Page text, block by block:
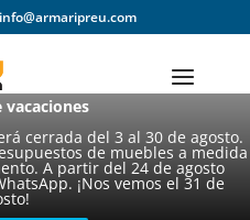
vacaciones
cerrada del 3 al 30 de agosto.
de muebles a medida
A partir del 24 de agosto
¡Nos vemos el 31 de
info@armaripreu.com